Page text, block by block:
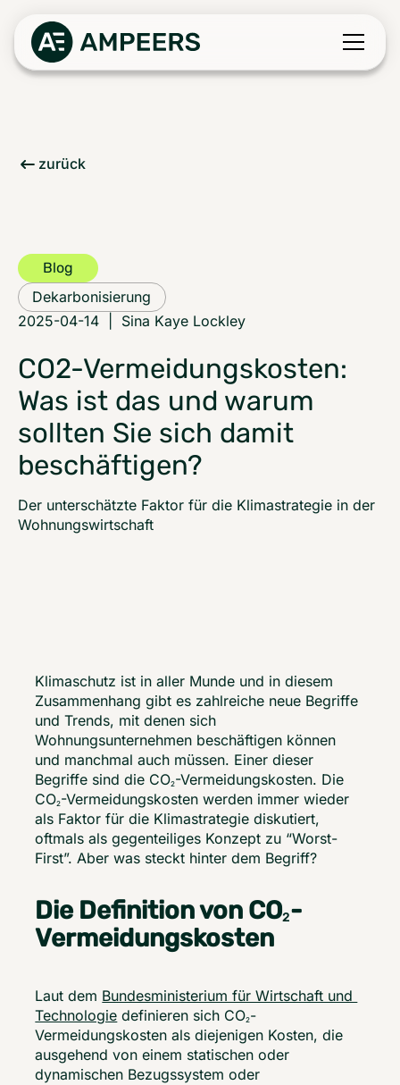
zurück
Blog
Dekarbonisierung
2025-04-14| Sina Kaye Lockley
CO2-Vermeidungskosten:
Was ist das und warum
sollten Sie sich damit
beschäftigen?
Der unterschätzte Faktor für die Klimastrategie in der
Wohnungswirtschaft
Klimaschutz ist in aller Munde und in diesem
Zusammenhang gibt es zahlreiche neue Begriffe
und Trends, mit denen sich
Wohnungsunternehmen beschäftigen können
und manchmal auch müssen. Einer dieser
Begriffe sind die CO2-Vermeidungskosten. Die
CO2-Vermeidungskosten werden immer wieder
als Faktor für die Klimastrategie diskutiert,
oftmals als gegenteiliges Konzept zu “Worst-
First”. Aber was steckt hinter dem Begriff?
Die Definition von CO2-
Vermeidungskosten
Laut dem Bundesministerium für Wirtschaft und
Technologie definieren sich CO2-
Vermeidungskosten als diejenigen Kosten, die
ausgehend von einem statischen oder
dynamischen Bezugssystem oder